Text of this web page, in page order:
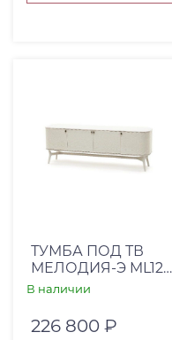
ТУМБА ПОД ТВ
МЕЛОДИЯ-Э ML12
РУЧКИ БРАСС 4215
В наличии
226 800 ₽